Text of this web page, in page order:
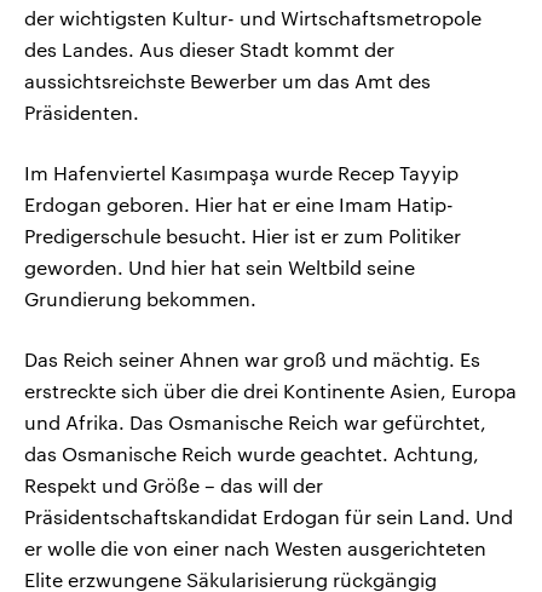
der wichtigsten Kultur- und Wirtschaftsmetropole
des Landes. Aus dieser Stadt kommt der
aussichtsreichste Bewerber um das Amt des
Präsidenten.
Im Hafenviertel Kasımpaşa wurde Recep Tayyip
Erdogan geboren. Hier hat er eine Imam Hatip-
Predigerschule besucht. Hier ist er zum Politiker
geworden. Und hier hat sein Weltbild seine
Grundierung bekommen.
Das Reich seiner Ahnen war groß und mächtig. Es
erstreckte sich über die drei Kontinente Asien, Europa
und Afrika. Das Osmanische Reich war gefürchtet,
das Osmanische Reich wurde geachtet. Achtung,
Respekt und Größe – das will der
Präsidentschaftskandidat Erdogan für sein Land. Und
er wolle die von einer nach Westen ausgerichteten
Elite erzwungene Säkularisierung rückgängig